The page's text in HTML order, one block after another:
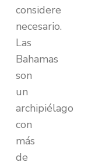
considere
necesario.
Las
Bahamas
son
un
archipiélago
con
más
de